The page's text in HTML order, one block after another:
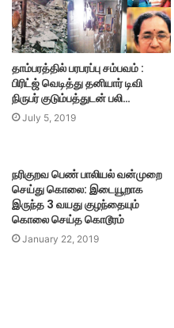
தாம்பரத்தில் பரபரப்பு சம்பவம் :
பிரிட்ஜ் வெடித்து தனியார் டிவி
நிருபர் குடும்பத்துடன் பலி…
July 5, 2019
நரிகுறவ பெண் பாலியல் வன்முறை
செய்து கொலை: இடையூறாக
இருந்த 3 வயது குழந்தையும்
கொலை செய்த கொடூரம்
January 22, 2019